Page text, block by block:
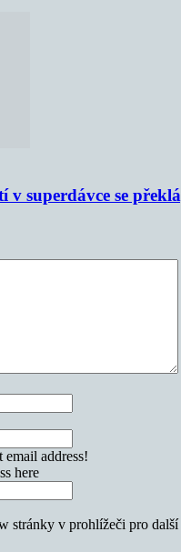
v superdávce se
email address!
here
stránky v prohlížeči pro další